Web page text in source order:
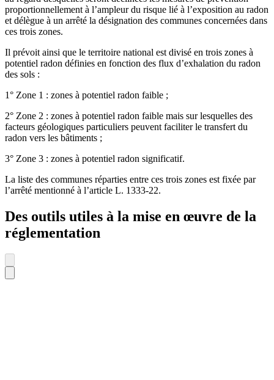
proportionnellement à l’ampleur du risque lié à l’exposition au radon
et délègue à un arrêté la désignation des communes concernées dans
ces trois zones.
Il prévoit ainsi que le territoire national est divisé en trois zones à
potentiel radon définies en fonction des flux d’exhalation du radon
des sols :
1° Zone 1 : zones à potentiel radon faible ;
2° Zone 2 : zones à potentiel radon faible mais sur lesquelles des
facteurs géologiques particuliers peuvent faciliter le transfert du
radon vers les bâtiments ;
3° Zone 3 : zones à potentiel radon significatif.
La liste des communes réparties entre ces trois zones est fixée par
l’arrêté mentionné à l’article L. 1333-22.
Des outils utiles à la mise en œuvre de la
réglementation